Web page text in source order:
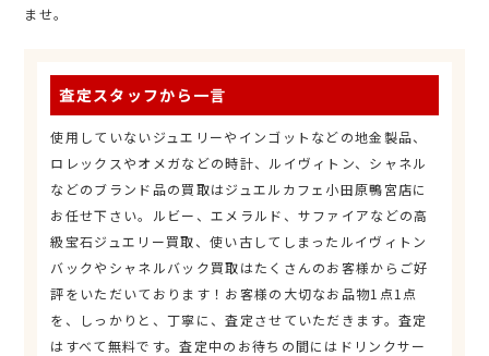
ませ。
査定スタッフから一言
使用していないジュエリーやインゴットなどの地金製品、
ロレックスやオメガなどの時計、ルイヴィトン、シャネル
などのブランド品の買取はジュエルカフェ小田原鴨宮店に
お任せ下さい。ルビー、エメラルド、サファイアなどの高
級宝石ジュエリー買取、使い古してしまったルイヴィトン
バックやシャネルバック買取はたくさんのお客様からご好
評をいただいております！お客様の大切なお品物1点1点
を、しっかりと、丁寧に、査定させていただきます。査定
はすべて無料です。査定中のお待ちの間にはドリンクサー